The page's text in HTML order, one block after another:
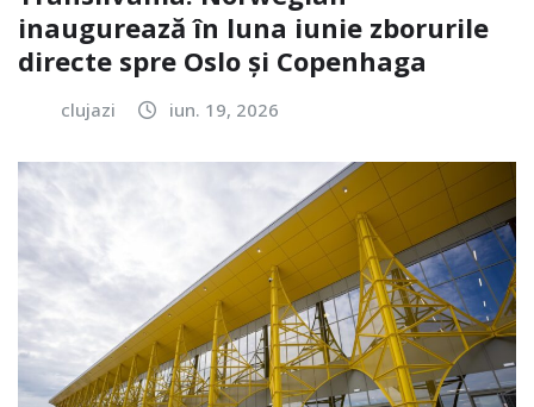
inaugurează în luna iunie zborurile
directe spre Oslo și Copenhaga
clujazi iun. 19, 2026